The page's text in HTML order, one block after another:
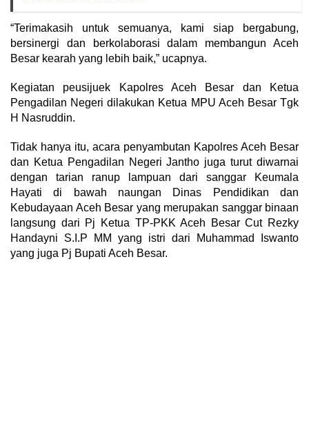
“Terimakasih untuk semuanya, kami siap bergabung,
bersinergi dan berkolaborasi dalam membangun Aceh
Besar kearah yang lebih baik,” ucapnya.
Kegiatan peusijuek Kapolres Aceh Besar dan Ketua
Pengadilan Negeri dilakukan Ketua MPU Aceh Besar Tgk
H Nasruddin.
Tidak hanya itu, acara penyambutan Kapolres Aceh Besar
dan Ketua Pengadilan Negeri Jantho juga turut diwarnai
dengan tarian ranup lampuan dari sanggar Keumala
Hayati di bawah naungan Dinas Pendidikan dan
Kebudayaan Aceh Besar yang merupakan sanggar binaan
langsung dari Pj Ketua TP-PKK Aceh Besar Cut Rezky
Handayni S.I.P MM yang istri dari Muhammad Iswanto
yang juga Pj Bupati Aceh Besar.